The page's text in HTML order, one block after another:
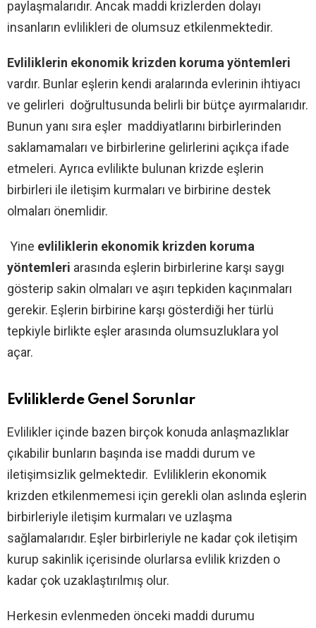
paylaşmalarıdır. Ancak maddi krizlerden dolayı
insanların evlilikleri de olumsuz etkilenmektedir.
Evliliklerin ekonomik krizden koruma yöntemleri
vardır. Bunlar eşlerin kendi aralarında evlerinin ihtiyacı
ve gelirleri doğrultusunda belirli bir bütçe ayırmalarıdır.
Bunun yanı sıra eşler maddiyatlarını birbirlerinden
saklamamaları ve birbirlerine gelirlerini açıkça ifade
etmeleri. Ayrıca evlilikte bulunan krizde eşlerin
birbirleri ile iletişim kurmaları ve birbirine destek
olmaları önemlidir.
Yine evliliklerin ekonomik krizden koruma
yöntemleri arasında eşlerin birbirlerine karşı saygı
gösterip sakin olmaları ve aşırı tepkiden kaçınmaları
gerekir. Eşlerin birbirine karşı gösterdiği her türlü
tepkiyle birlikte eşler arasında olumsuzluklara yol
açar.
Evliliklerde Genel Sorunlar
Evlilikler içinde bazen birçok konuda anlaşmazlıklar
çıkabilir bunların başında ise maddi durum ve
iletişimsizlik gelmektedir. Evliliklerin ekonomik
krizden etkilenmemesi için gerekli olan aslında eşlerin
birbirleriyle iletişim kurmaları ve uzlaşma
sağlamalarıdır. Eşler birbirleriyle ne kadar çok iletişim
kurup sakinlik içerisinde olurlarsa evlilik krizden o
kadar çok uzaklaştırılmış olur.
Herkesin evlenmeden önceki maddi durumu